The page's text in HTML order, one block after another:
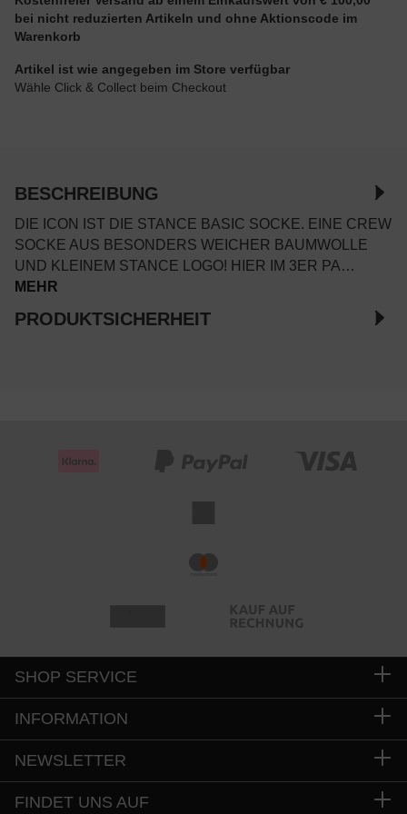
bei nicht reduzierten Artikeln und ohne Aktionscode im
Warenkorb
Artikel ist wie angegeben im Store verfügbar
Wähle Click & Collect beim Checkout
BESCHREIBUNG
DIE ICON IST DIE STANCE BASIC SOCKE. EINE CREW
SOCKE AUS BESONDERS WEICHER BAUMWOLLE
UND KLEINEM STANCE LOGO! HIER IM 3ER PA…
MEHR
PRODUKTSICHERHEIT
SHOP SERVICE
INFORMATION
NEWSLETTER
FINDET UNS AUF